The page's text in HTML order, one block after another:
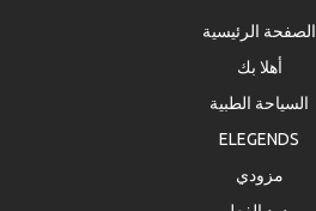
الصفحة الرئيسية
أهلا بك
السياحة الطبية
ELEGENDS
مزودي